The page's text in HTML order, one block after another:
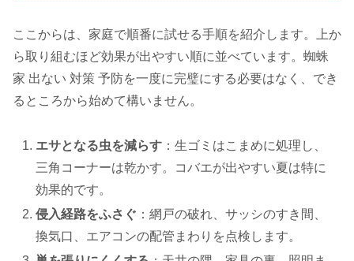
ここからは、家庭で順番に試せる手順を紹介します。上か
ら取り組むほど効果が出やすい順に並べています。蜘蛛
家 出ない 対策 予防を一度に完璧にする必要はなく、でき
るところから始めて構いません。
エサとなる虫を減らす ：生ゴミはこまめに処理し、
三角コーナーは乾かす。コバエが出やすい夏は特に
効果的です。
侵入経路をふさぐ ：網戸の破れ、サッシのすき間、
換気口、エアコンの配管まわりを点検します。